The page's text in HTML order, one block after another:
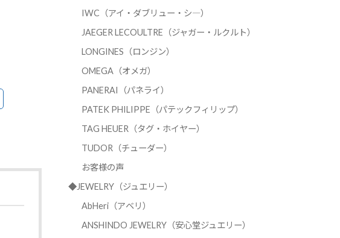
IWC（アイ・ダブリュー・シ―）
JAEGER LECOULTRE（ジャガー・ルクルト）
LONGINES（ロンジン）
OMEGA（オメガ）
PANERAI（パネライ）
PATEK PHILIPPE（パテックフィリップ）
TAG HEUER（タグ・ホイヤー）
TUDOR（チューダー）
お客様の声
◆JEWELRY（ジュエリー）
AbHeri（アベリ）
ANSHINDO JEWELRY（安心堂ジュエリー）